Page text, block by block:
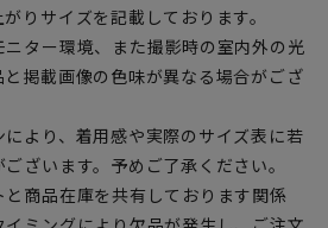
りサイズを記載しております。
ター環境、また撮影時の室内外の光
掲載画像の色味が異なる場合がござ
より、着用感や実際のサイズ表に若
ざいます。予めご了承ください。
商品在庫を共有しております関係